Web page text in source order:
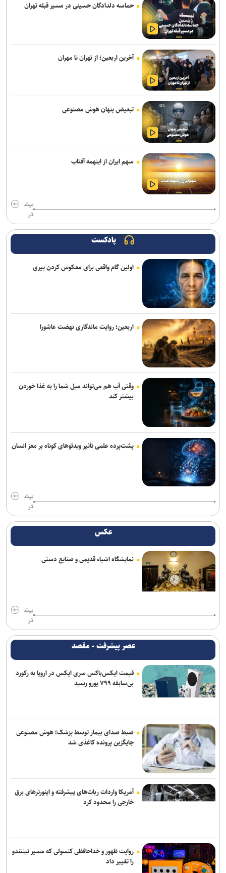
حماسه دلدادگان حسینی در مسیر قبله تهران
آخرین اربعین؛ از تهران تا مهران
تبعیض پنهان هوش مصنوعی
سهم ایران از اینهمه آفتاب
بیش
تر
پادکست
اولین گام واقعی برای معکوس کردن پیری
اربعین؛ روایت ماندگاری نهضت عاشورا
وقتی آب هم می‌تواند میل شما را به غذا خوردن
بیشتر کند
پشت‌پرده علمی تأثیر ویدئو‌های کوتاه بر مغز انسان
بیش
تر
عکس
نمایشگاه اشیاء قدیمی و صنایع دستی
بیش
تر
عصر پیشرفت - مقصد
قیمت ایکس‌باکس سری ایکس در اروپا به رکورد
بی‌سابقه ۷۹۹ یورو رسید
ضبط صدای بیمار توسط پزشک؛ هوش مصنوعی
جایگزین پرونده کاغذی شد
آمریکا واردات ربات‌های پیشرفته و اینورترهای برق
خارجی را محدود کرد
روایت ظهور و خداحافظی کنسولی که مسیر نینتندو
را تغییر داد